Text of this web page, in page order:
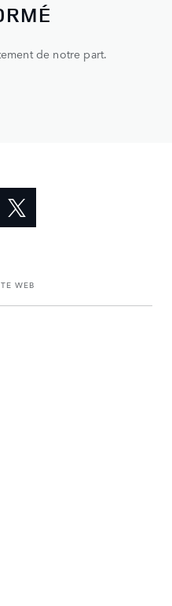
de notre part.
WEB